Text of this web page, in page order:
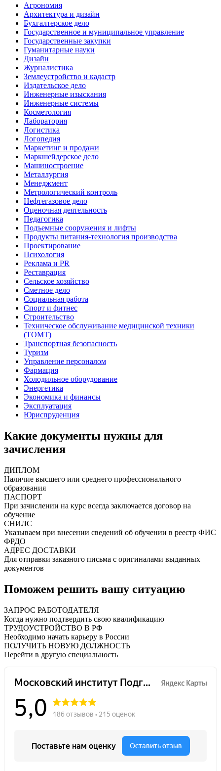
Агрономия
Архитектура и дизайн
Бухгалтерское дело
Государственное и муниципальное управление
Государственные закупки
Гуманитарные науки
Дизайн
Журналистика
Землеустройство и кадастр
Издательское дело
Инженерные изыскания
Инженерные системы
Косметология
Лаборатория
Логистика
Логопедия
Маркетинг и продажи
Маркшейдерское дело
Машиностроение
Металлургия
Менеджмент
Метрологический контроль
Нефтегазовое дело
Оценочная деятельность
Педагогика
Подъемные сооружения и лифты
Продукты питания-технология производства
Проектирование
Психология
Реклама и PR
Реставрация
Сельское хозяйство
Сметное дело
Социальная работа
Спорт и фитнес
Строительство
Техническое обслуживание медицинской техники
(ТОМТ)
Транспортная безопасность
Туризм
Управление персоналом
Фармация
Холодильное оборудование
Энергетика
Экономика и финансы
Эксплуатация
Юриспруденция
Какие документы нужны для
зачисления
ДИПЛОМ
Наличие высшего или среднего профессионального
образования
ПАСПОРТ
При зачислении на курс всегда заключается договор на
обучение
СНИЛС
Указываем при внесении сведений об обучении в реестр ФИС
ФРДО
АДРЕС ДОСТАВКИ
Для отправки заказного письма с оригиналами выданных
документов
Поможем решить вашу ситуацию
ЗАПРОС РАБОТОДАТЕЛЯ
Когда нужно подтвердить свою квалификацию
ТРУДОУСТРОЙСТВО В РФ
Необходимо начать карьеру в России
ПОЛУЧИТЬ НОВУЮ ДОЛЖНОСТЬ
Перейти в другую специальность